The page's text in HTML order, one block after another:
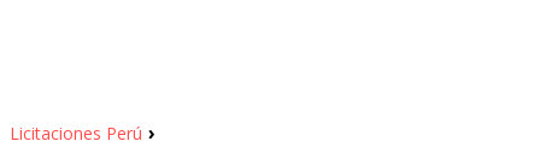
Licitaciones Perú ›